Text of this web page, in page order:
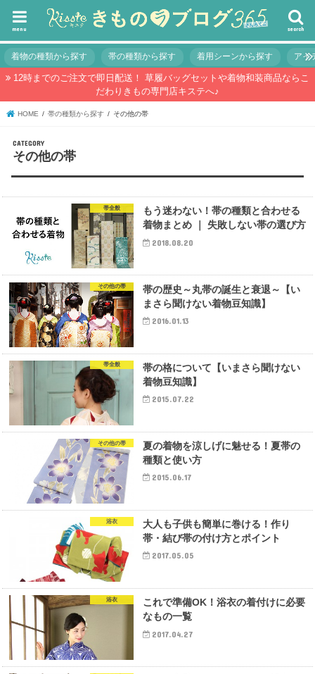
search
menu
着物の種類から探す 帯の種類から探す 着用シーンから探す アイ
12時までのご注文で即日配送！ 草履バッグセットや着物和装商品ならこ
だわりきもの専門店キステへ♪
HOME 帯の種類から探す その他の帯
その他の帯
帯全般
もう迷わない！帯の種類と合わせる
着物まとめ ｜ 失敗しない帯の選び方
2018.08.20
その他の帯
帯の歴史～丸帯の誕生と衰退～【い
まさら聞けない着物豆知識】
2016.01.13
帯全般
帯の格について【いまさら聞けない
着物豆知識】
2015.07.22
その他の帯
夏の着物を涼しげに魅せる！夏帯の
種類と使い方
2015.06.17
浴衣
大人も子供も簡単に巻ける！作り
帯・結び帯の付け方とポイント
2017.05.05
浴衣
これで準備OK！浴衣の着付けに必要
なもの一覧
2017.04.27